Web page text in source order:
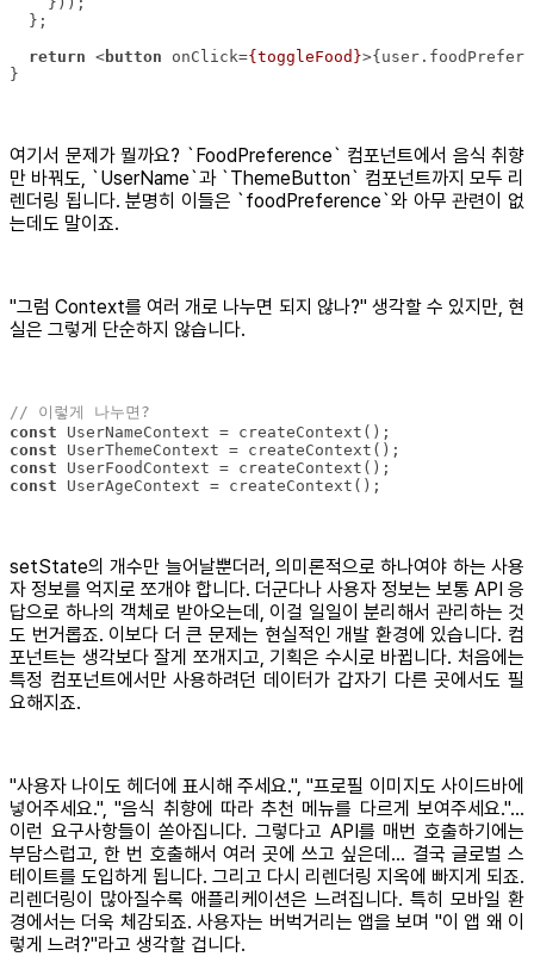
return <button onClick={toggleFood}>
}
여기서 문제가 뭘까요? `FoodPreference` 컴포넌트에서 음식 취향
만 바꿔도, `UserName`과 `ThemeButton` 컴포넌트까지 모두 리
렌더링 됩니다. 분명히 이들은 `foodPreference`와 아무 관련이 없
는데도 말이죠.
"그럼 Context를 여러 개로 나누면 되지 않나?" 생각할 수 있지만, 현
실은 그렇게 단순하지 않습니다.
// 이렇게 나누면?
const
const
const
const UserAgeContext = createContext();
setState의 개수만 늘어날뿐더러, 의미론적으로 하나여야 하는 사용
자 정보를 억지로 쪼개야 합니다. 더군다나 사용자 정보는 보통 API 응
답으로 하나의 객체로 받아오는데, 이걸 일일이 분리해서 관리하는 것
도 번거롭죠. 이보다 더 큰 문제는 현실적인 개발 환경에 있습니다. 컴
포넌트는 생각보다 잘게 쪼개지고, 기획은 수시로 바뀝니다. 처음에는
특정 컴포넌트에서만 사용하려던 데이터가 갑자기 다른 곳에서도 필
요해지죠.
"사용자 나이도 헤더에 표시해 주세요.", "프로필 이미지도 사이드바에
넣어주세요.", "음식 취향에 따라 추천 메뉴를 다르게 보여주세요."...
이런 요구사항들이 쏟아집니다. 그렇다고 API를 매번 호출하기에는
부담스럽고, 한 번 호출해서 여러 곳에 쓰고 싶은데... 결국 글로벌 스
테이트를 도입하게 됩니다. 그리고 다시 리렌더링 지옥에 빠지게 되죠.
리렌더링이 많아질수록 애플리케이션은 느려집니다. 특히 모바일 환
경에서는 더욱 체감되죠. 사용자는 버벅거리는 앱을 보며 "이 앱 왜 이
렇게 느려?"라고 생각할 겁니다.